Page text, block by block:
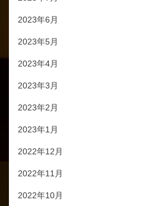
2023年6月
2023年5月
2023年4月
2023年3月
2023年2月
2023年1月
2022年12月
2022年11月
2022年10月